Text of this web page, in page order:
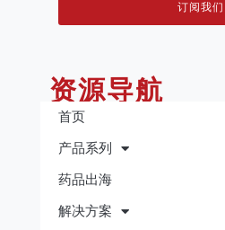
订阅我们
资源导航
首页
产品系列
药品出海
解决方案